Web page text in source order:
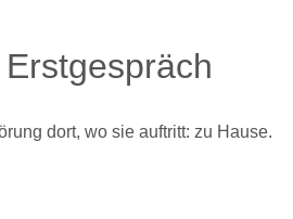
dort, wo sie auftritt: zu Hause.